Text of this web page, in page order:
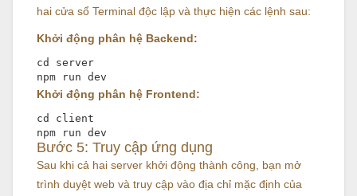
hai cửa sổ Terminal độc lập và thực hiện các lệnh sau:
Khởi động phân hệ Backend:
cd
server
Khởi động phân hệ Frontend:
cd
client
Bước 5: Truy cập ứng dụng
Sau khi cả hai server khởi động thành công, bạn mở
trình duyệt web và truy cập vào địa chỉ mặc định của